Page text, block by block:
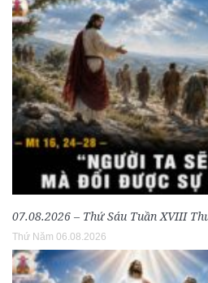
07.08.2026 – Thứ Sáu Tuần XVIII
Thứ Năm 06.08.2026